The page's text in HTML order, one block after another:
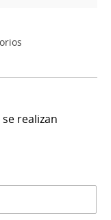
realizan